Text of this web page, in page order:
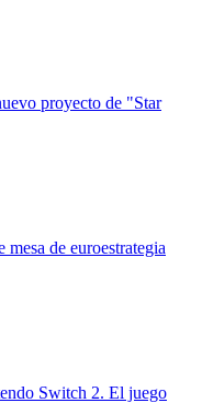
proyecto de "Star
de euroestrategia
Switch 2. El juego